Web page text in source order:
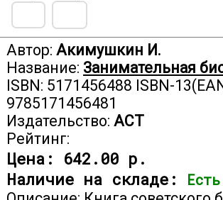
Автор: Акимушкин И.
Название: Занимательная
ISBN: 5171456488 ISBN-
9785171456481
Издательство: АСТ
Рейтинг:
Цена: 642.00 р.
Наличие на складе: